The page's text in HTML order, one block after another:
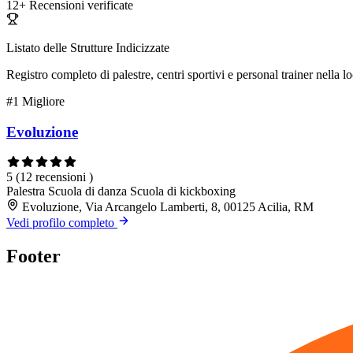
12+ Recensioni verificate
Listato delle Strutture Indicizzate
Registro completo di palestre, centri sportivi e personal trainer nella
#1 Migliore
Evoluzione
5 (12 recensioni )
Palestra Scuola di danza Scuola di kickboxing
Evoluzione, Via Arcangelo Lamberti, 8, 00125 Acilia, RM
Vedi profilo completo
Footer